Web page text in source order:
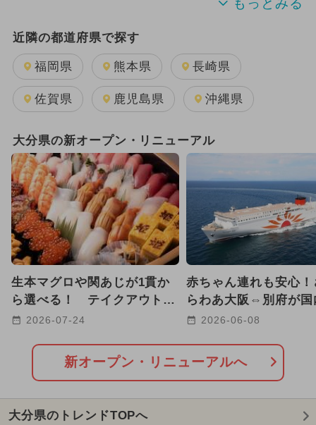
2025年11月のイベント
2025年12月のイベント
2025年3月のイベント
2025年10月のイベント
2025年8月のイベント
2024年12月のイベント
2025年2月のイベント
2026年1月のイベント 日帰り
GW(ゴールデンウィーク)
2024年10月のイベント
2025年7月のイベント
近隣の都道府県で探す
福岡県 熊本県 長崎県
佐賀県 鹿児島県 沖縄県
大分県の新オープン・リニューアル
生本マグロや関あじが1貫か
ら選べる！ テイクアウト専
門「ひめ寿司」が大分駅に誕
2026-07-24
赤ちゃん連れも安心！
らわあ大阪⇔別府が国
ェルカムベビーのフェ
2026-06-08
新オープン・リニューアルへ
大分県のトレンドTOPへ